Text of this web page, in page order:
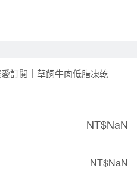
訂閱｜草飼牛肉低脂凍乾
NT$NaN
NT$NaN